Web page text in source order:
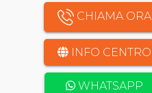
CHIAMA ORA
INFO CENTRO
WHATSAPP